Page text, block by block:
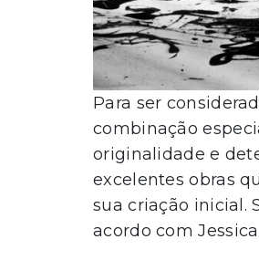
Para ser
combinação
originalidade e
excelentes obras
sua criação inicial.
acordo com